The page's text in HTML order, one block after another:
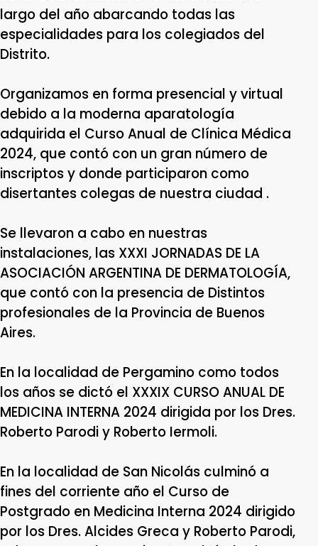
largo del año abarcando todas las
especialidades para los colegiados del
Distrito.
Organizamos en forma presencial y virtual
debido a la moderna aparatología
adquirida el Curso Anual de Clínica Médica
2024, que contó con un gran número de
inscriptos y donde participaron como
disertantes colegas de nuestra ciudad .
Se llevaron a cabo en nuestras
instalaciones, las XXXI JORNADAS DE LA
ASOCIACIÓN ARGENTINA DE DERMATOLOGÍA,
que contó con la presencia de Distintos
profesionales de la Provincia de Buenos
Aires.
En la localidad de Pergamino como todos
los años se dictó el XXXIX CURSO ANUAL DE
MEDICINA INTERNA 2024 dirigida por los Dres.
Roberto Parodi y Roberto Iermoli.
En la localidad de San Nicolás culminó a
fines del corriente año el Curso de
Postgrado en Medicina Interna 2024 dirigido
por los Dres. Alcides Greca y Roberto Parodi,